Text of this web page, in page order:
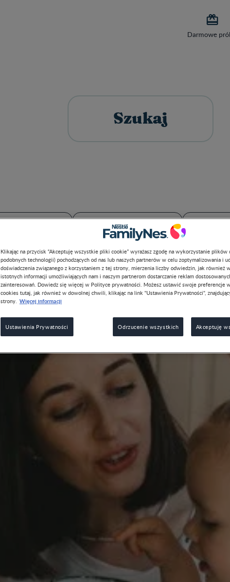

Darmowe
Szukaj
Klikając na przycisk “Akceptuję wszystkie pliki cookie” wyrażasz zgodę na wykorzystanie plików
podobnych technologii) pochodzących od nas lub naszych partnerów w celu zoptymalizowania i
doświadczenia związanego z korzystaniem z tej strony, mierzenia liczby odwiedzin, jak również
istotnych informacji umożliwiających nam i naszym partnerom dostarczanie reklam
zainteresowań. Dowiedz się więcej w Polityce prywatności. Możesz ustawić swoje preferencje
cookies tutaj, jak również w dowolnej chwili, klikając na link "Ustawienia Prywatności",
strony. Więcej informacji
Ustawienia Prywatności Odrzucenie wszystkich Akceptuję